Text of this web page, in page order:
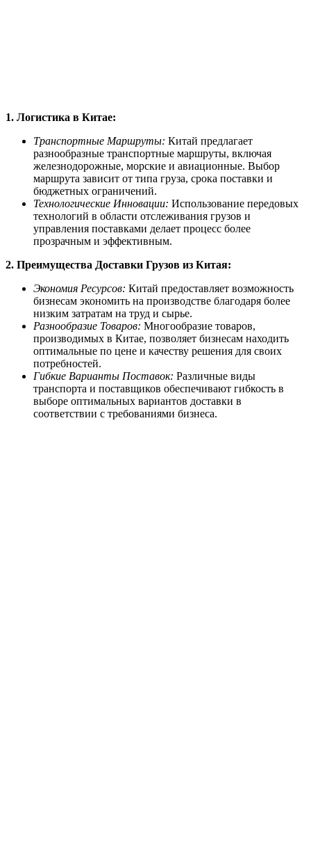
1. Логистика в Китае:
Транспортные Маршруты: Китай предлагает
разнообразные транспортные маршруты, включая
железнодорожные, морские и авиационные. Выбор
маршрута зависит от типа груза, срока поставки и
бюджетных ограничений.
Технологические Инновации: Использование передовых
технологий в области отслеживания грузов и
управления поставками делает процесс более
прозрачным и эффективным.
2. Преимущества Доставки Грузов из Китая:
Экономия Ресурсов: Китай предоставляет возможность
бизнесам экономить на производстве благодаря более
низким затратам на труд и сырье.
Разнообразие Товаров: Многообразие товаров,
производимых в Китае, позволяет бизнесам находить
оптимальные по цене и качеству решения для своих
потребностей.
Гибкие Варианты Поставок: Различные виды
транспорта и поставщиков обеспечивают гибкость в
выборе оптимальных вариантов доставки в
соответствии с требованиями бизнеса.